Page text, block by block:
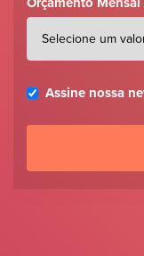
Assine nossa